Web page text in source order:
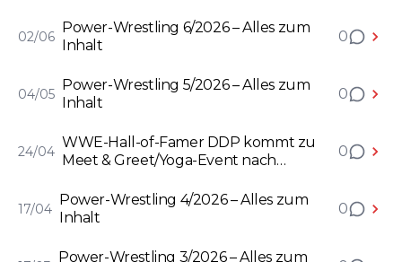
02/06
Power-Wrestling 6/2026 – Alles zum
Inhalt
0
04/05
Power-Wrestling 5/2026 – Alles zum
Inhalt
0
24/04
WWE-Hall-of-Famer DDP kommt zu
Meet & Greet/Yoga-Event nach
0
17/04
Power-Wrestling 4/2026 – Alles zum
Inhalt
0
Power-Wrestling 3/2026 – Alles zum